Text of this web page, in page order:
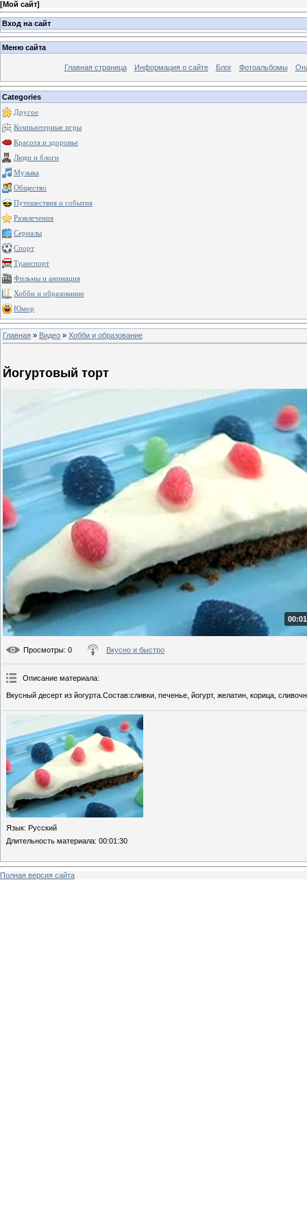
[Мой сайт]
Вход на сайт
Меню сайта
Главная страница Информация о сайте Блог Фотоальбомы
Categories
Другое
Компьютерные игры
Красота и здоровье
Люди и блоги
Музыка
Общество
Путешествия и события
Развлечения
Сериалы
Спорт
Транспорт
Фильмы и анимация
Хобби и образование
Юмор
Главная » Видео » Хобби и образование
Йогуртовый торт
Просмотры: 0 Вкусно и быстро
Описание материала:
Вкусный десерт из йогурта.Состав:сливки, печенье, йогурт, желатин, корица,
Язык: Русский
Длительность материала: 00:01:30
Полная версия сайта